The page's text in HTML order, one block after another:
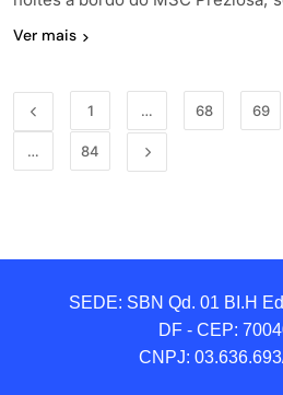
Ver mais
1 … 68 69
… 84
SEDE: SBN Qd. 01 BI.H
DF - CEP:
CNPJ: